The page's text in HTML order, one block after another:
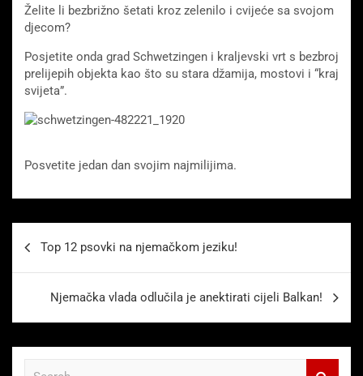
Želite li bezbrižno šetati kroz zelenilo i cvijeće sa svojom
djecom?
Posjetite onda grad Schwetzingen i kraljevski vrt s bezbroj
prelijepih objekta kao što su stara džamija, mostovi i “kraj
svijeta”.
Posvetite jedan dan svojim najmilijima.
Top 12 psovki na njemačkom jeziku!
Njemačka vlada odlučila je anektirati cijeli Balkan!